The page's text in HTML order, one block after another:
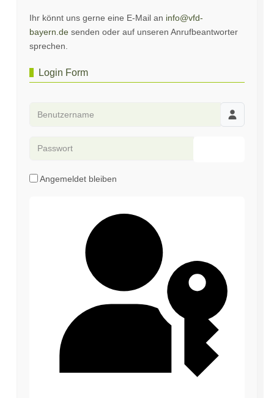
Ihr könnt uns gerne eine E-Mail an info@vfd-
bayern.de senden oder auf unseren Anrufbeantworter
sprechen.
Login Form
Angemeldet bleiben